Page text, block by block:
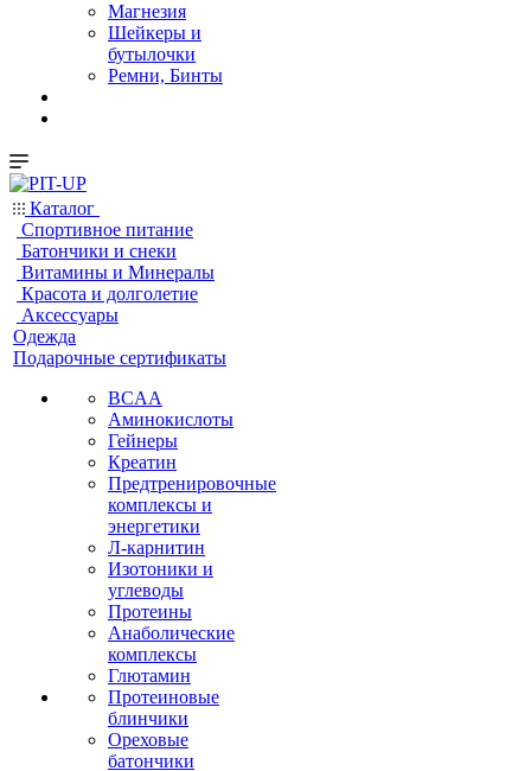
Магнезия
Шейкеры и
бутылочки
Ремни, Бинты
Каталог
Спортивное питание
Батончики и снеки
Витамины и Минералы
Красота и долголетие
Аксессуары
Одежда
Подарочные сертификаты
BCAA
Аминокислоты
Гейнеры
Креатин
Предтренировочные
комплексы и
энергетики
Л-карнитин
Изотоники и
углеводы
Протеины
Анаболические
комплексы
Глютамин
Протеиновые
блинчики
Ореховые
батончики